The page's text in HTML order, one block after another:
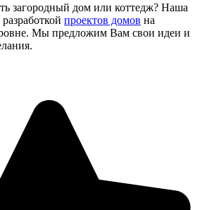
загородный дом или коттедж? Наша
проектов домов на
Мы предложим Вам свои идеи и